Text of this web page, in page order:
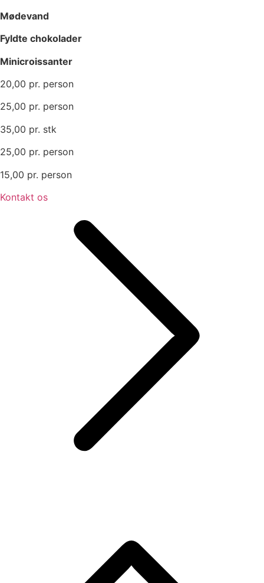
Mødevand
Fyldte chokolader
Minicroissanter
20,00 pr. person
25,00 pr. person
35,00 pr. stk
25,00 pr. person
15,00 pr. person
Kontakt os